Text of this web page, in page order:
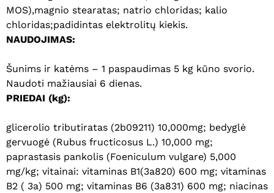
MOS),magnio stearatas; natrio chloridas; kalio
chloridas;padidintas elektrolitų kiekis.
NAUDOJIMAS:
Šunims ir katėms – 1 paspaudimas 5 kg kūno svorio.
Naudoti mažiausiai 6 dienas.
PRIEDAI (kg):
glicerolio tributiratas (2b09211) 10,000mg; bedyglė
gervuogė (Rubus fructicosus L.) 10,000 mg;
paprastasis pankolis (Foeniculum vulgare) 5,000
mg/kg; vitainai: vitaminas B1(3a820) 600 mg; vitaminas
B2 ( 3a) 500 mg; vitaminas B6 (3a831) 600 mg; niacinas